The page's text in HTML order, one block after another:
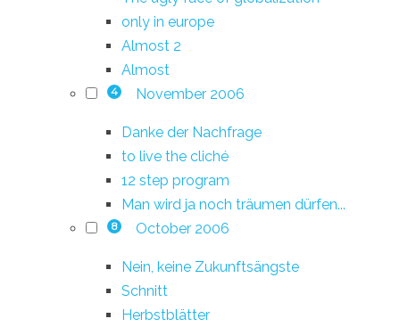
only in europe
Almost 2
Almost
4 November 2006
Danke der Nachfrage
to live the cliché
12 step program
Man wird ja noch träumen dürfen...
8 October 2006
Nein, keine Zukunftsängste
Schnitt
Herbstblätter